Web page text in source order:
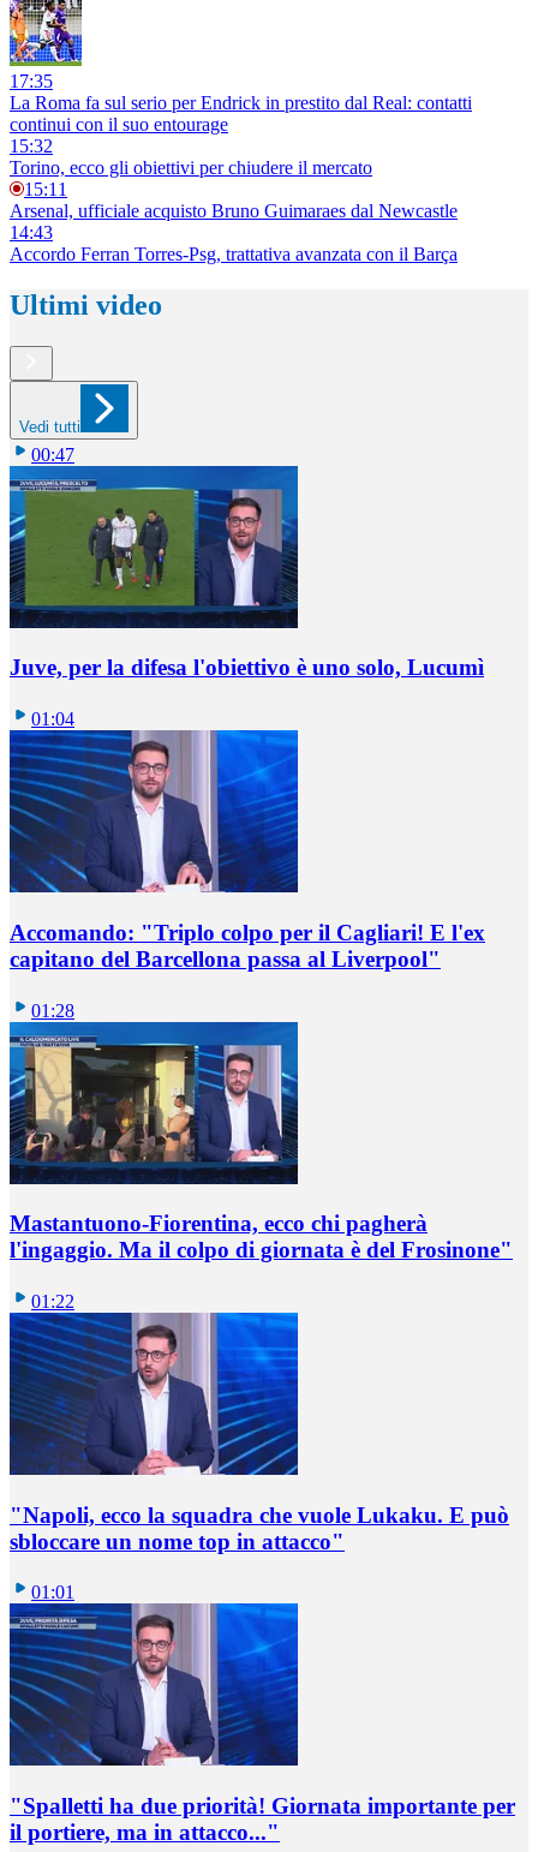
17:35
La Roma fa sul serio per Endrick in prestito dal Real: contatti
continui con il suo entourage
15:32
Torino, ecco gli obiettivi per chiudere il mercato
15:11
Arsenal, ufficiale acquisto Bruno Guimaraes dal Newcastle
14:43
Accordo Ferran Torres-Psg, trattativa avanzata con il Barça
Ultimi video
Vedi tutti
00:47
Juve, per la difesa l'obiettivo è uno solo, Lucumì
01:04
Accomando: "Triplo colpo per il Cagliari! E l'ex
capitano del Barcellona passa al Liverpool"
01:28
Mastantuono-Fiorentina, ecco chi pagherà
l'ingaggio. Ma il colpo di giornata è del Frosinone"
01:22
"Napoli, ecco la squadra che vuole Lukaku. E può
sbloccare un nome top in attacco"
01:01
"Spalletti ha due priorità! Giornata importante per
il portiere, ma in attacco..."